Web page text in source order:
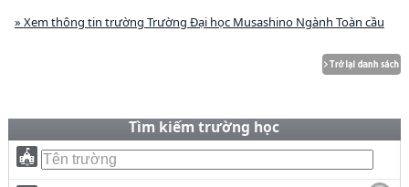
» Xem thông tin trường Trường Đại học Musashino Ngành Toàn cầu
Tìm kiếm trường học